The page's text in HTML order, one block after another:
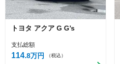
トヨタ アクア G G’s
支払総額
114 8万円 （税込）